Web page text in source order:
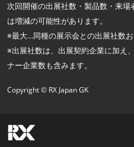
次回開催の出展社数・製品数・来
は増減の可能性があります。
※最大…同種の展示会との出展社数お
※出展社数は、出展契約企業に加え
ナー企業数も含みます。
Copyright © RX Japan GK